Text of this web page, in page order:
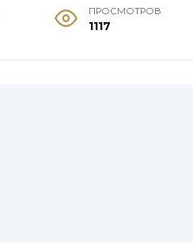
ПРОСМОТРОВ
1117